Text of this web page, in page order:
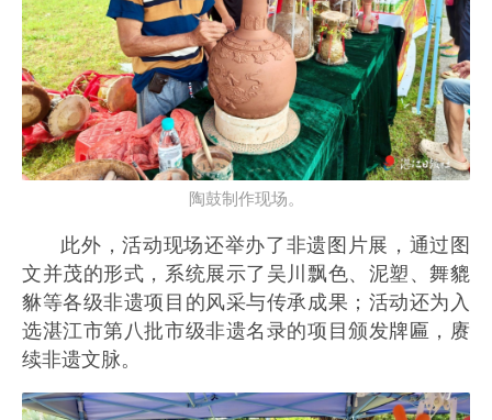
陶鼓制作现场。
此外，活动现场还举办了非遗图片展，通过图
文并茂的形式，系统展示了吴川飘色、泥塑、舞貔
貅等各级非遗项目的风采与传承成果；活动还为入
选湛江市第八批市级非遗名录的项目颁发牌匾，赓
续非遗文脉。